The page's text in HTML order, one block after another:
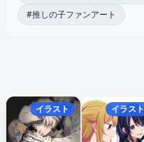
#推しの子ファンアート
イラスト イラスト